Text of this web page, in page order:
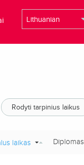
Rodyti tarpinius laikus
laikas Diplomas